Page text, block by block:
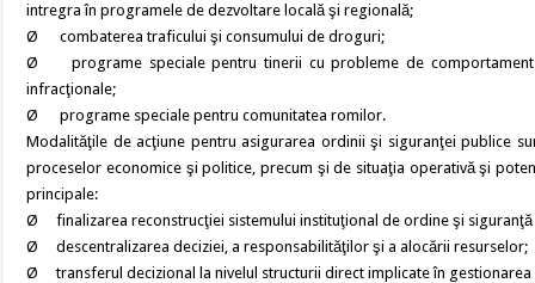
intregra în programele de dezvoltare locală şi regională;
Ø combaterea traficului şi consumului de droguri;
Ø programe speciale pentru tinerii cu probleme de comportament
infracţionale;
Ø programe speciale pentru comunitatea romilor.
Modalităţile de acţiune pentru asigurarea ordinii şi siguranţei publice
proceselor economice şi politice, precum şi de situaţia operativă şi
principale:
Ø finalizarea reconstrucţiei sistemului instituţional de ordine şi siguranţă
Ø descentralizarea deciziei, a responsabilităţilor şi a alocării resurselor;
Ø transferul decizional la nivelul structurii direct implicate în gestionarea